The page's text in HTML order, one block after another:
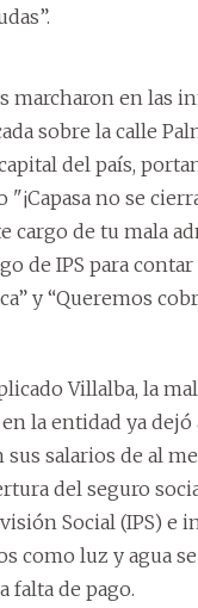
marcharon en las
sobre la calle
del país,
no se
cargo de tu mala
de IPS para
y “Queremos
Villalba, la
la entidad ya dejó
sus salarios de al
del seguro
Social (IPS) e
como luz y agua
falta de pago.